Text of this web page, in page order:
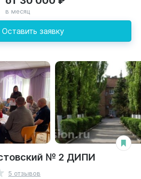
Оставить заявку
в месяц
№ 2 ДИПИ
5 отзывов